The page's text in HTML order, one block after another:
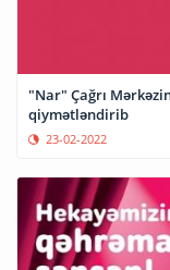
"Nar" Çağrı
qiymətləndirib
23-02-2022